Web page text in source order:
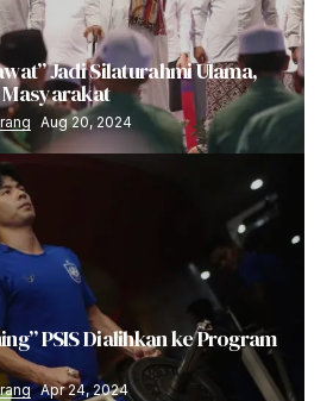
Jadi Silaturahmi Ulama,
Aug 20, 2024
PSIS Dialihkan ke Program
Apr 24, 2024